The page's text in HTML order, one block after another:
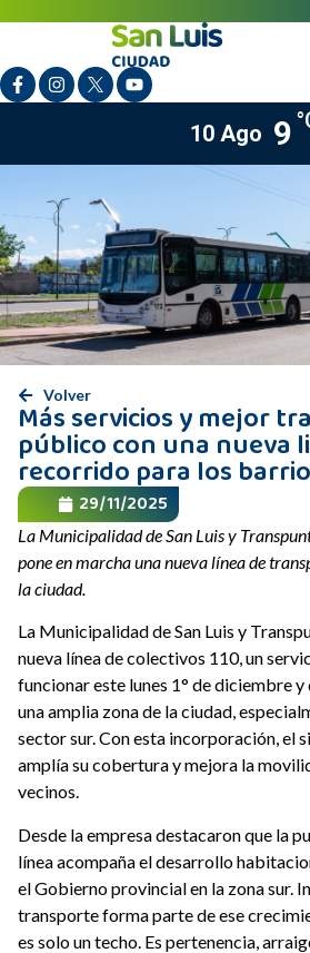
10 Ago 9
Volver
Más servicios y mejor
público con una nueva
recorrido para los
29/11/2025
La Municipalidad de San Luis y
pone en marcha una nueva línea de
la ciudad.
La Municipalidad de San Luis y
nueva línea de colectivos 110, un
funcionar este lunes 1° de diciembre
una amplia zona de la ciudad,
sector sur. Con esta incorporación, el
amplía su cobertura y mejora la
vecinos.
Desde la empresa destacaron que la
línea acompaña el desarrollo
el Gobierno provincial en la zona sur.
transporte forma parte de ese
es solo un techo. Es pertenencia,